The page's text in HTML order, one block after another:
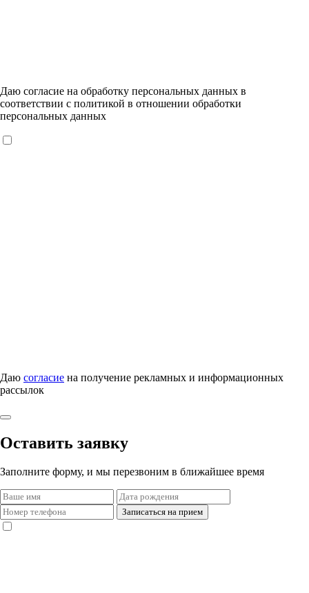
Даю согласие на обработку персональных данных в
соответствии с политикой в отношении обработки
персональных данных
Даю согласие на получение рекламных и информационных
рассылок
Оставить заявку
Заполните форму, и мы перезвоним в ближайшее время